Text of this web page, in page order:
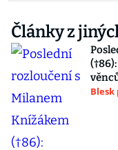
Články z